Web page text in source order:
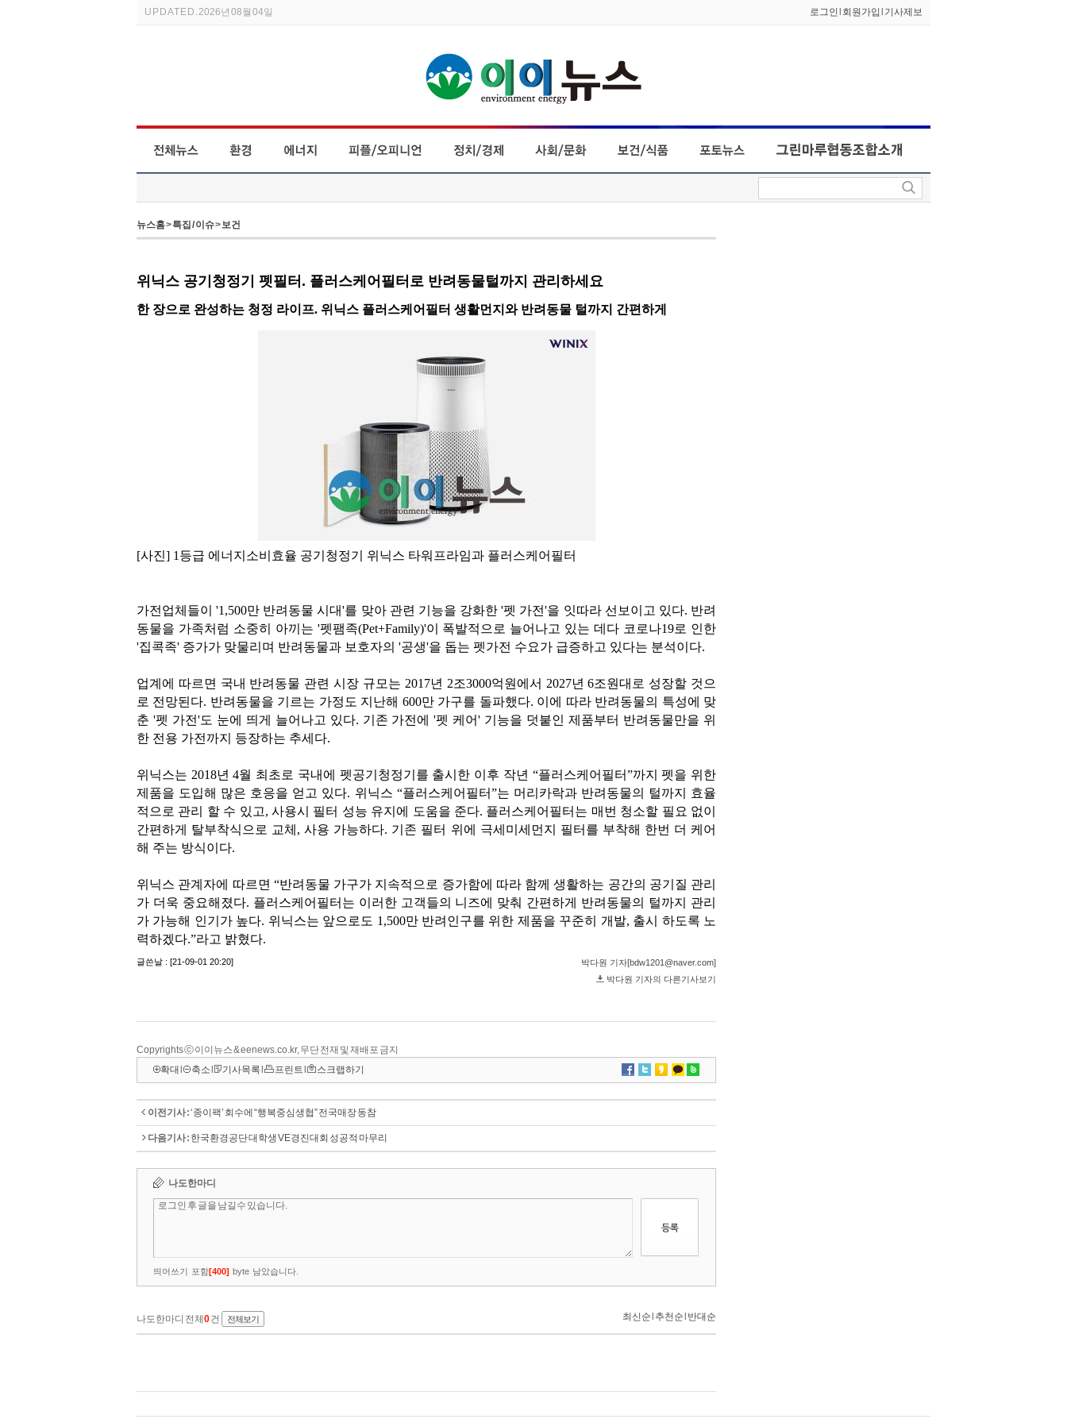
UPDATED.2026년 08월 04일 로그인 회원가입 기사제보
뉴스홈>특집 / 이슈>보건
Copyrights ⓒ 이이뉴스 & eenews.co.kr, 무단 전재 및 재배포 금지
확대
축소 기사목록 프린트 스크랩하기
이전기사 :‘종이팩’ 회수에 “행복중심생협” 전국매장 동참
다음기사 : 한국환경공단 대학생 VE경진대회 성공적 마무리